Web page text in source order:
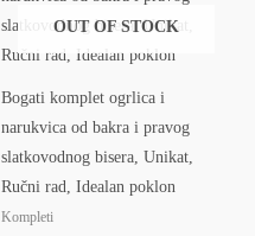
OUT OF STOCK
Bogati komplet ogrlica i
narukvica od bakra i pravog
slatkovodnog bisera, Unikat,
Ručni rad, Idealan poklon
Kompleti